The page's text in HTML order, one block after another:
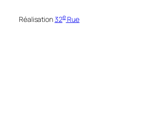
Réalisation32eRue